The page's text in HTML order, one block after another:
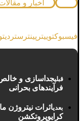
اخبار و
فیسبوکتوییتر پینترستردیت
قبلیجداسازی و
فرآیندهای بحرانی
بعدیاثرات نیتروژن
کرایوپروتکشن